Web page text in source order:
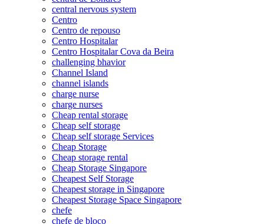
central nervous system
Centro
Centro de repouso
Centro Hospitalar
Centro Hospitalar Cova da Beira
challenging bhavior
Channel Island
channel islands
charge nurse
charge nurses
Cheap rental storage
Cheap self storage
Cheap self storage Services
Cheap Storage
Cheap storage rental
Cheap Storage Singapore
Cheapest Self Storage
Cheapest storage in Singapore
Cheapest Storage Space Singapore
chefe
chefe de bloco